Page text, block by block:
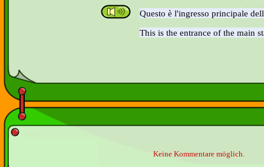
Questo è l'ingresso principale
This is the entrance of the main
Keine Kommentare möglich.